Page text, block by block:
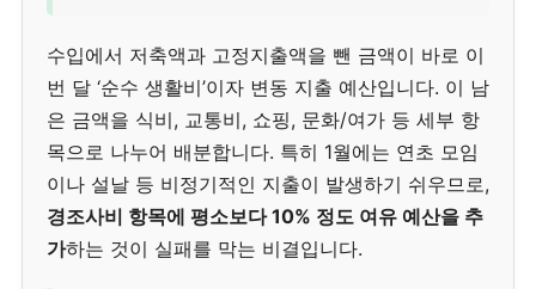
수입에서 저축액과 고정지출액을 뺀 금액이 바로 이
번 달 ‘순수 생활비’이자 변동 지출 예산입니다. 이 남
은 금액을 식비, 교통비, 쇼핑, 문화/여가 등 세부 항
목으로 나누어 배분합니다. 특히 1월에는 연초 모임
이나 설날 등 비정기적인 지출이 발생하기 쉬우므로,
경조사비 항목에 평소보다 10% 정도 여유 예산을 추
가하는 것이 실패를 막는 비결입니다.